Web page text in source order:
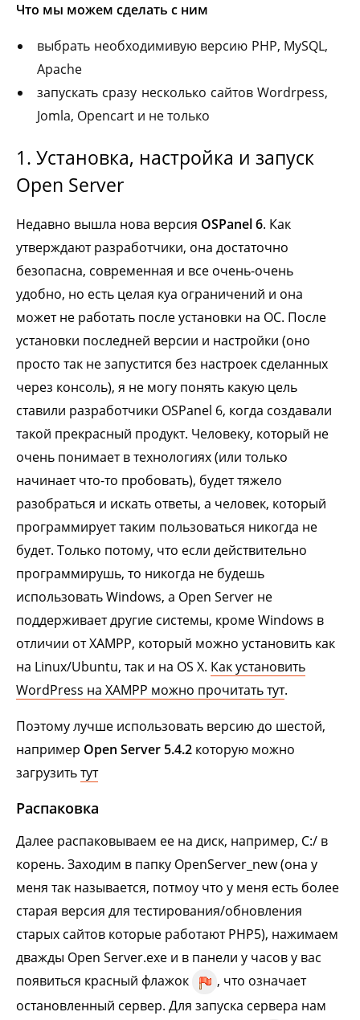
Что мы можем сделать с ним
выбрать необходимивую версию PHP, MySQL,
Apache
запускать сразу несколько сайтов Wordrpess,
Jomla, Opencart и не только
1. Установка, настройка и запуск
Open Server
Недавно вышла нова версия OSPanel 6. Как
утверждают разработчики, она достаточно
безопасна, современная и все очень-очень
удобно, но есть целая куа ограничений и она
может не работать после установки на ОС. После
установки последней версии и настройки (оно
просто так не запустится без настроек сделанных
через консоль), я не могу понять какую цель
ставили разработчики OSPanel 6, когда создавали
такой прекрасный продукт. Человеку, который не
очень понимает в технологиях (или только
начинает что-то пробовать), будет тяжело
разобраться и искать ответы, а человек, который
программирует таким пользоваться никогда не
будет. Только потому, что если действительно
программирушь, то никогда не будешь
использовать Windows, а Open Server не
поддерживает другие системы, кроме Windows в
отличии от XAMPP, который можно установить как
на Linux/Ubuntu, так и на OS X. Как установить
WordPress на XAMPP можно прочитать тут.
Поэтому лучше использовать версию до шестой,
например Open Server 5.4.2 которую можно
загрузитьтут
Распаковка
Далее распаковываем ее на диск, например, C:/ в
корень. Заходим в папку OpenServer_new (она у
меня так называется, потмоу что у меня есть более
старая версия для тестирования/обновления
старых сайтов которые работают PHP5), нажимаем
дважды Open Server.exe и в панели у часов у вас
появиться красный флажок
, что означает
остановленный сервер. Для запуска сервера нам